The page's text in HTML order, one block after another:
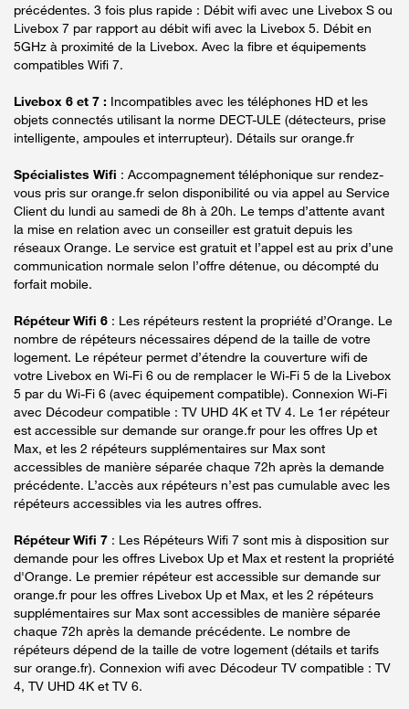
précédentes. 3 fois plus rapide : Débit wifi avec une Livebox S ou
Livebox 7 par rapport au débit wifi avec la Livebox 5. Débit en
5GHz à proximité de la Livebox. Avec la fibre et équipements
compatibles Wifi 7.
Livebox 6 et 7 : Incompatibles avec les téléphones HD et les
objets connectés utilisant la norme DECT-ULE (détecteurs, prise
intelligente, ampoules et interrupteur). Détails sur orange.fr
Spécialistes Wifi : Accompagnement téléphonique sur rendez-
vous pris sur orange.fr selon disponibilité ou via appel au Service
Client du lundi au samedi de 8h à 20h. Le temps d’attente avant
la mise en relation avec un conseiller est gratuit depuis les
réseaux Orange. Le service est gratuit et l’appel est au prix d’une
communication normale selon l’offre détenue, ou décompté du
forfait mobile.
Répéteur Wifi 6 : Les répéteurs restent la propriété d’Orange. Le
nombre de répéteurs nécessaires dépend de la taille de votre
logement. Le répéteur permet d’étendre la couverture wifi de
votre Livebox en Wi-Fi 6 ou de remplacer le Wi-Fi 5 de la Livebox
5 par du Wi-Fi 6 (avec équipement compatible). Connexion Wi-Fi
avec Décodeur compatible : TV UHD 4K et TV 4. Le 1er répéteur
est accessible sur demande sur orange.fr pour les offres Up et
Max, et les 2 répéteurs supplémentaires sur Max sont
accessibles de manière séparée chaque 72h après la demande
précédente. L’accès aux répéteurs n’est pas cumulable avec les
répéteurs accessibles via les autres offres.
Répéteur Wifi 7 : Les Répéteurs Wifi 7 sont mis à disposition sur
demande pour les offres Livebox Up et Max et restent la propriété
d'Orange. Le premier répéteur est accessible sur demande sur
orange.fr pour les offres Livebox Up et Max, et les 2 répéteurs
supplémentaires sur Max sont accessibles de manière séparée
chaque 72h après la demande précédente. Le nombre de
répéteurs dépend de la taille de votre logement (détails et tarifs
sur orange.fr). Connexion wifi avec Décodeur TV compatible : TV
4, TV UHD 4K et TV 6.